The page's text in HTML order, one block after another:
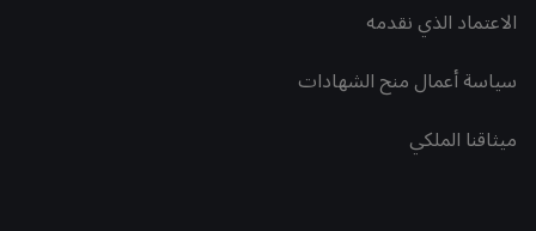
الاعتماد الذي نقدمه
سياسة أعمال منح الشهادات
ميثاقنا الملكي